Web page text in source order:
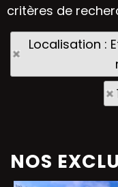
critères de
Localisation :
NOS